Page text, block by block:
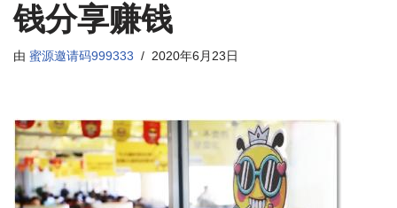
钱分享赚钱
由 蜜源邀请码999333 2020年6月23日